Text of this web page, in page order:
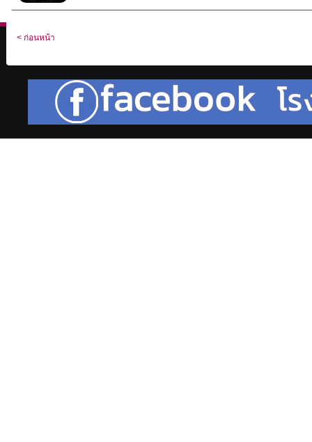
< ก่อนหน้า